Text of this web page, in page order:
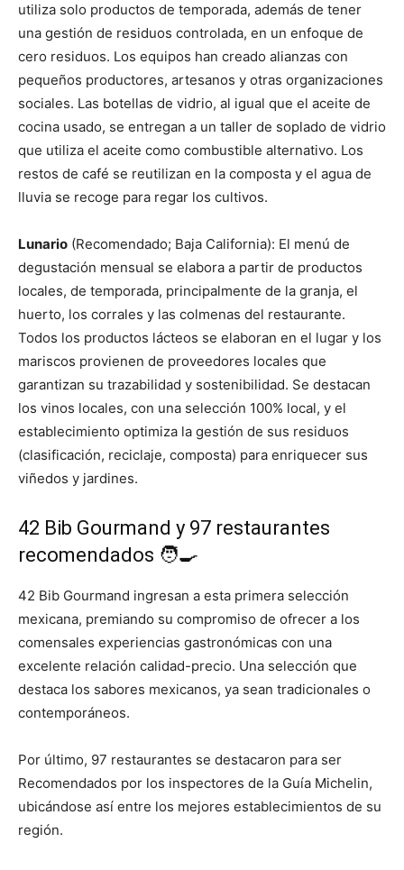
utiliza solo productos de temporada, además de tener
una gestión de residuos controlada, en un enfoque de
cero residuos. Los equipos han creado alianzas con
pequeños productores, artesanos y otras organizaciones
sociales. Las botellas de vidrio, al igual que el aceite de
cocina usado, se entregan a un taller de soplado de vidrio
que utiliza el aceite como combustible alternativo. Los
restos de café se reutilizan en la composta y el agua de
lluvia se recoge para regar los cultivos.
Lunario (Recomendado; Baja California): El menú de
degustación mensual se elabora a partir de productos
locales, de temporada, principalmente de la granja, el
huerto, los corrales y las colmenas del restaurante.
Todos los productos lácteos se elaboran en el lugar y los
mariscos provienen de proveedores locales que
garantizan su trazabilidad y sostenibilidad. Se destacan
los vinos locales, con una selección 100% local, y el
establecimiento optimiza la gestión de sus residuos
(clasificación, reciclaje, composta) para enriquecer sus
viñedos y jardines.
42 Bib Gourmand y 97 restaurantes
recomendados 🧑‍🍳
42 Bib Gourmand ingresan a esta primera selección
mexicana, premiando su compromiso de ofrecer a los
comensales experiencias gastronómicas con una
excelente relación calidad-precio. Una selección que
destaca los sabores mexicanos, ya sean tradicionales o
contemporáneos.
Por último, 97 restaurantes se destacaron para ser
Recomendados por los inspectores de la Guía Michelin,
ubicándose así entre los mejores establecimientos de su
región.